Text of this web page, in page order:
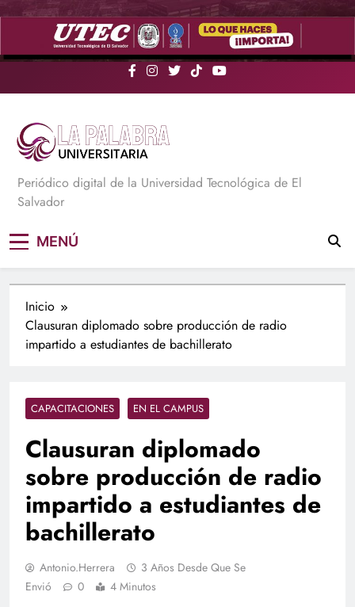
Saltar
La Palabra Universitaria
Periódico digital de la Universidad Tecnológica de El
Salvador
MENÚ
Inicio
Clausuran diplomado sobre producción de radio
impartido a estudiantes de bachillerato
CAPACITACIONES EN EL CAMPUS
Clausuran diplomado
sobre producción de radio
impartido a estudiantes de
bachillerato
Antonio.herrera
3 Años Desde Que Se
Envió
0 4 Minutos